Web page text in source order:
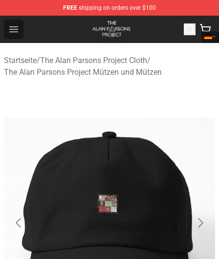
FREE shipping on orders over $100
Open menu
The Alan Parsons Project Store - Official The Alan
Startseite/The Alan Parsons Project Cloth/
The Alan Parsons Project Mützen und Mützen